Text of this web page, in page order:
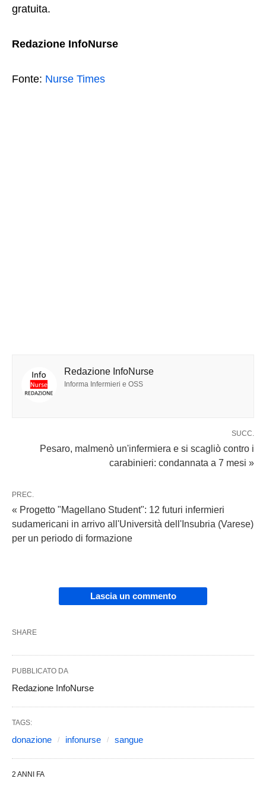
gratuita.
Redazione InfoNurse
Fonte: Nurse Times
Redazione InfoNurse
Informa Infermieri e OSS
SUCC.
Pesaro, malmenò un'infermiera e si scagliò contro i
carabinieri: condannata a 7 mesi »
PREC.
« Progetto "Magellano Student": 12 futuri infermieri
sudamericani in arrivo all'Università dell'Insubria (Varese)
per un periodo di formazione
Lascia un commento
SHARE
PUBBLICATO DA
Redazione InfoNurse
TAGS:
donazione infonurse sangue
2 ANNI FA